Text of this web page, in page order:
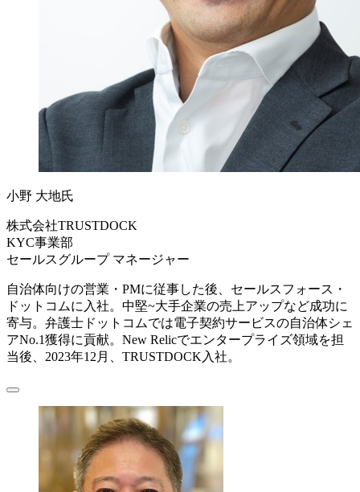
小野 大地氏
株式会社TRUSTDOCK
KYC事業部
セールスグループ マネージャー
自治体向けの営業・PMに従事した後、セールスフォース・
ドットコムに入社。中堅~大手企業の売上アップなど成功に
寄与。弁護士ドットコムでは電子契約サービスの自治体シェ
アNo.1獲得に貢献。New Relicでエンタープライズ領域を担
当後、2023年12月、TRUSTDOCK入社。